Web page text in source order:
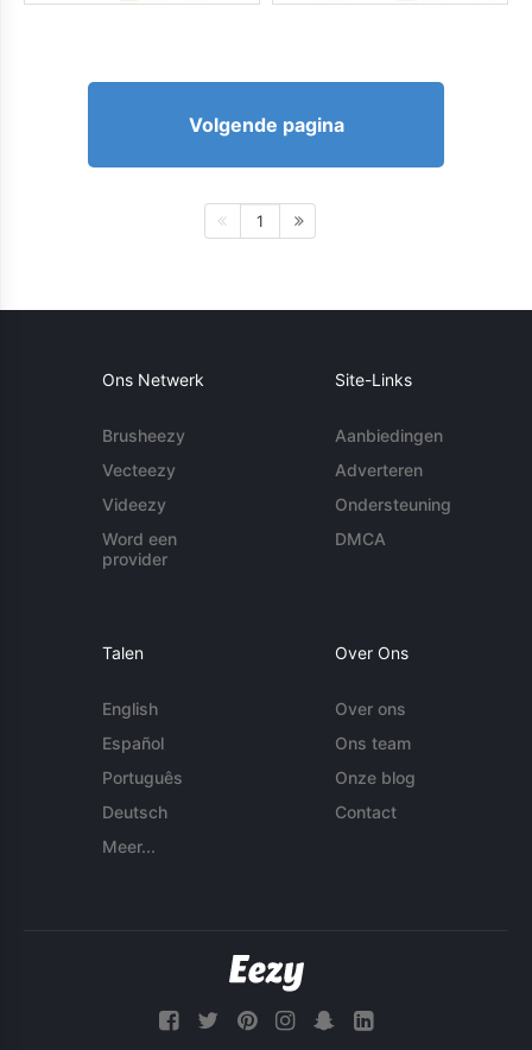
Volgende pagina
1
Ons Netwerk
Brusheezy
Vecteezy
Videezy
Word een
provider
Site-Links
Aanbiedingen
Adverteren
Ondersteuning
DMCA
Talen
English
Español
Português
Deutsch
Meer...
Over Ons
Over ons
Ons team
Onze blog
Contact